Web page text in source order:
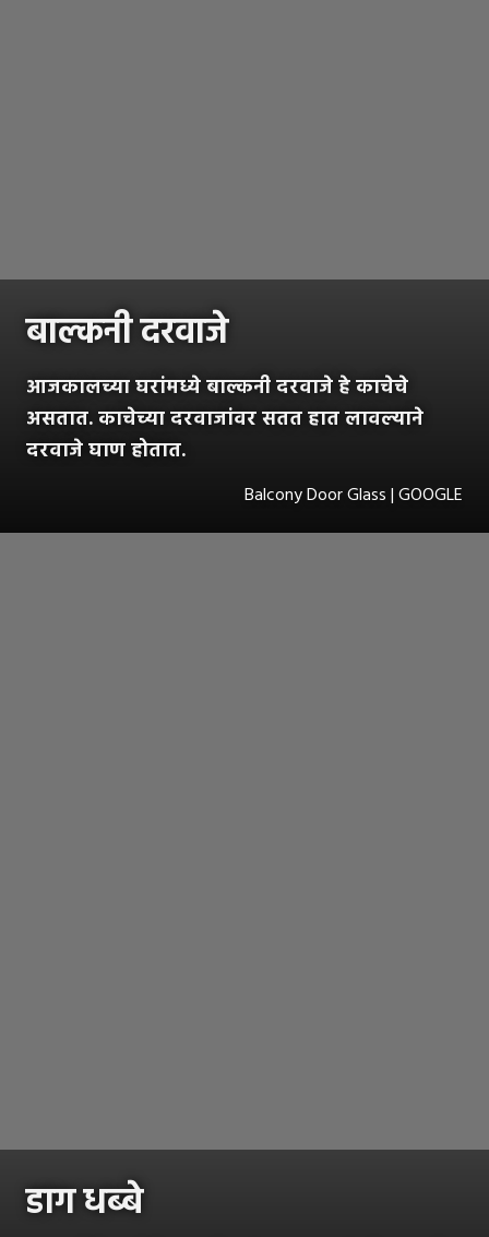
बाल्कनी दरवाजे
आजकालच्या घरांमध्ये बाल्कनी दरवाजे हे काचेचे
असतात. काचेच्या दरवाजांवर सतत हात लावल्याने
दरवाजे घाण होतात.
Balcony Door Glass | GOOGLE
डाग धब्बे